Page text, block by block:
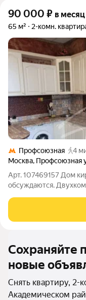
90 000 ₽ в месяц
65 м² 2-комн.
Профсоюзная
4
Москва, Профсоюзная
Арт. 107469157 Дом
обсуждаются.
более 3 метров.
необходимой
Сохраняйте
новые
Снять квартиру, 2-
Академическом